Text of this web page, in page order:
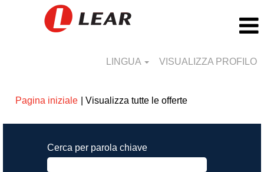
LINGUA VISUALIZZA PROFILO
Pagina iniziale Visualizza tutte le offerte(pagina
Cerca per parola chiave